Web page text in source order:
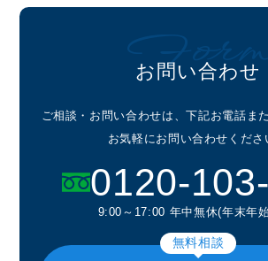
お問い合わせ
ご相談・お問い合わせは、下記お電話ま
お気軽にお問い合わせくださ
0120-
9:00～17:00 年中無休(年末年
無料相談